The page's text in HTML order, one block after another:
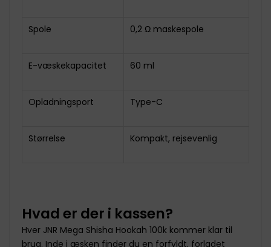
Spole 0,2 Ω maskespole
E-væskekapacitet 60 ml
Opladningsport Type-C
Størrelse Kompakt, rejsevenlig
Hvad er der i kassen?
Hver JNR Mega Shisha Hookah 100k kommer klar til
brug. Inde i æsken finder du en forfyldt, forladet